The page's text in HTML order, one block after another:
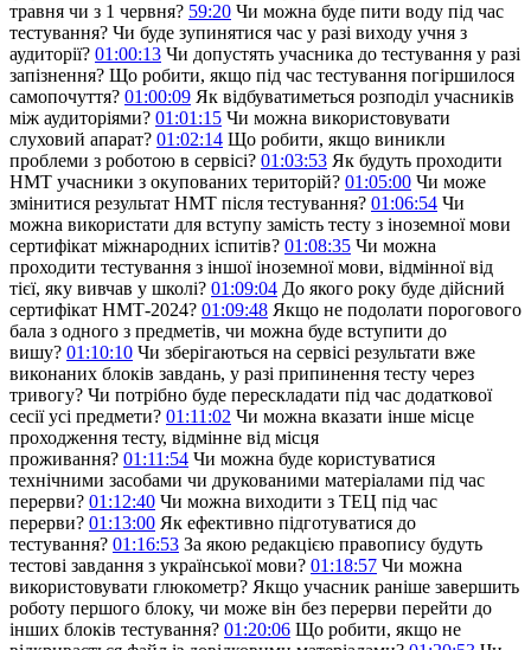
травня чи з 1 червня? 59:20 Чи можна буде пити воду під час
тестування? Чи буде зупинятися час у разі виходу учня з
аудиторії? 01:00:13 Чи допустять учасника до тестування у разі
запізнення? Що робити, якщо під час тестування погіршилося
самопочуття? 01:00:09 Як відбуватиметься розподіл учасників
між аудиторіями? 01:01:15 Чи можна використовувати
слуховий апарат? 01:02:14 Що робити, якщо виникли
проблеми з роботою в сервісі? 01:03:53 Як будуть проходити
НМТ учасники з окупованих територій? 01:05:00 Чи може
змінитися результат НМТ після тестування? 01:06:54 Чи
можна використати для вступу замість тесту з іноземної мови
сертифікат міжнародних іспитів? 01:08:35 Чи можна
проходити тестування з іншої іноземної мови, відмінної від
тієї, яку вивчав у школі? 01:09:04 До якого року буде дійсний
сертифікат НМТ-2024? 01:09:48 Якщо не подолати порогового
бала з одного з предметів, чи можна буде вступити до
вишу? 01:10:10 Чи зберігаються на сервісі результати вже
виконаних блоків завдань, у разі припинення тесту через
тривогу? Чи потрібно буде перескладати під час додаткової
сесії усі предмети? 01:11:02 Чи можна вказати інше місце
проходження тесту, відмінне від місця
проживання? 01:11:54 Чи можна буде користуватися
технічними засобами чи друкованими матеріалами під час
перерви? 01:12:40 Чи можна виходити з ТЕЦ під час
перерви? 01:13:00 Як ефективно підготуватися до
тестування? 01:16:53 За якою редакцією правопису будуть
тестові завдання з української мови? 01:18:57 Чи можна
використовувати глюкометр? Якщо учасник раніше завершить
роботу першого блоку, чи може він без перерви перейти до
інших блоків тестування? 01:20:06 Що робити, якщо не